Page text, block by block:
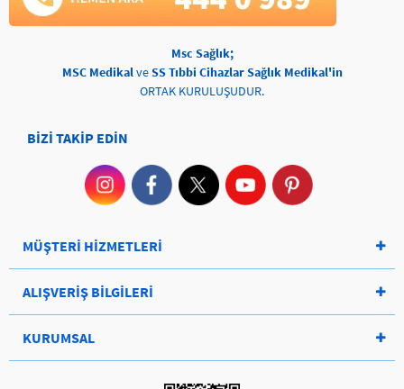
Msc Sağlık;
MSC MedikalveSS Tıbbi Cihazlar Sağlık Medikal'in
ORTAK KURULUŞUDUR.
BİZİ TAKİP EDİN
MÜŞTERİ HİZMETLERİ
ALIŞVERİŞ BİLGİLERİ
KURUMSAL